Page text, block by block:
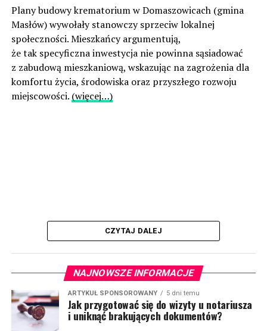
Plany budowy krematorium w Domaszowicach (gmina
Masłów) wywołały stanowczy sprzeciw lokalnej
społeczności. Mieszkańcy argumentują,
że tak specyficzna inwestycja nie powinna sąsiadować
z zabudową mieszkaniową, wskazując na zagrożenia dla
komfortu życia, środowiska oraz przyszłego rozwoju
miejscowości. (więcej…)
CZYTAJ DALEJ
NAJNOWSZE INFORMACJE
ARTYKUŁ SPONSOROWANY 5 dni temu
Jak przygotować się do wizyty u notariusza
i uniknąć brakujących dokumentów?